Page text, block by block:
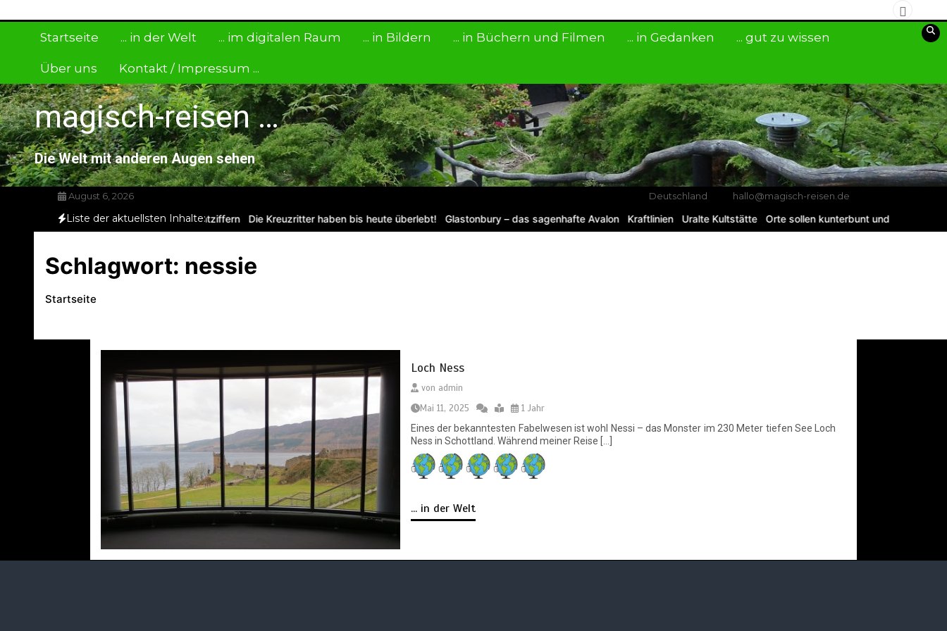
Inhalt
springenStartseite ... in der Welt ... im digitalen Raum ... in Bildern ... in Büchern und Filmen ... in Gedanken ... gut zu wissen
Über uns Kontakt / Impressum ...
magisch-reisen …
Die Welt mit anderen Augen sehen
August 6, 2026 Deutschland hallo@magisch-reisen.de
Liste der aktuellsten Inhalte:
– niemand konnte es bisher entziffern Die Kreuzritter haben bis heute überlebt! Glastonbury – das sagenhafte Avalon Kraftlinien Uralte Kultstätte Orte sollen kunterbunt und
Schlagwort: nessie
Startseite
Loch Ness
von admin
Mai 11, 2025
1 Jahr
Eines der bekanntesten Fabelwesen ist wohl Nessi – das Monster im 230 Meter tiefen See Loch
Ness in Schottland. Während meiner Reise […]
... in der Welt